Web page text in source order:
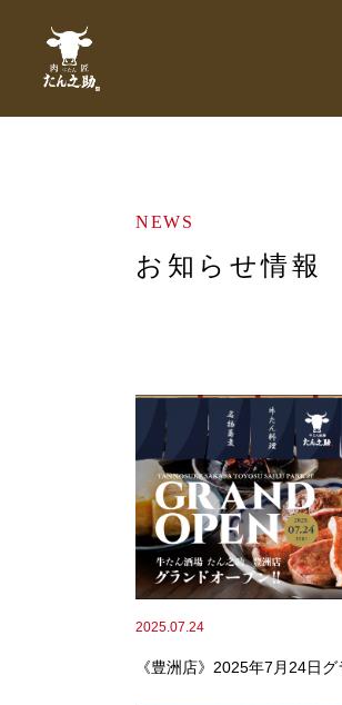
NEWS
お知らせ情報
2025.07.24
《豊洲店》2025年7月24日グ